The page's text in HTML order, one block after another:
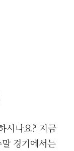
시나요? 지금
경기에서는